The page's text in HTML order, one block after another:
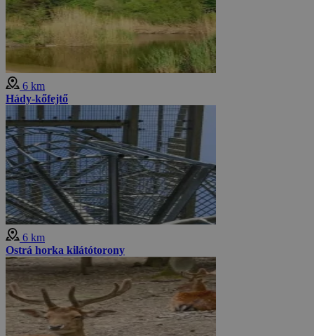
6 km
Hády-kőfejtő
6 km
Ostrá horka kilátótorony